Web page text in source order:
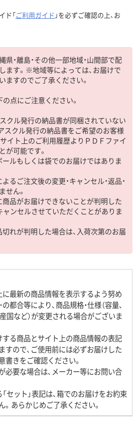
ド「ご利用ガイド 」を必ずご確認の上、お
県・離島・その他一部地域・山間部で配
ます。※地域等によっては、お届けで
ますのでご了承ください。
点にご注意ください。
スクル発行の納品書が同梱されていない
スクル発行の納品書をご希望のお客様
サイト上のご利用履歴よりＰＤＦファイ
が可能です。
ールもしくは袋でのお届けではありま
るご注文後の変更・キャンセル・返品・
せん。
商品がお届けできないことが判明した
ャンセルさせていただくことがありま
切れが判明した場合は、入荷次第のお届
に最新の商品情報を表示するよう努め
都合等により、商品規格・仕様（容量、
国など）が変更される場合がございま
する商品とサイト上の商品情報の表記
すので、ご使用前には必ずお届けした
書きをご確認ください。
必要な場合は、メーカー等にお問い合
セット」表記は、箱でのお届けをお約束
あらかじめご了承ください。